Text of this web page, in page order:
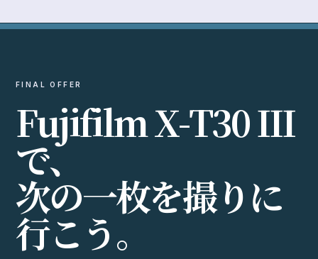
FINAL OFFER
FujifilmX-T30III
で、
次の一枚を撮りに
行こう。